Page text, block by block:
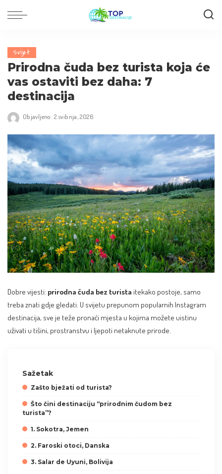
Svijet
Prirodna čuda bez turista koja će
vas ostaviti bez daha: 7
destinacija
Objavljeno: 2 svibnja, 2026
Dobre vijesti: prirodna čuda bez turista itekako postoje, samo
treba znati gdje gledati. U svijetu prepunom popularnih Instagram
destinacija, sve je teže pronaći mjesta u kojima možete uistinu
uživati u tišini, prostranstvu i ljepoti netaknute prirode.
Sažetak
Zašto bježati od turista?
Što čini destinaciju “prirodnim čudom bez
turista”?
1. Sokotra, Jemen
2. Faroski otoci, Danska
3. Salar de Uyuni, Bolivija